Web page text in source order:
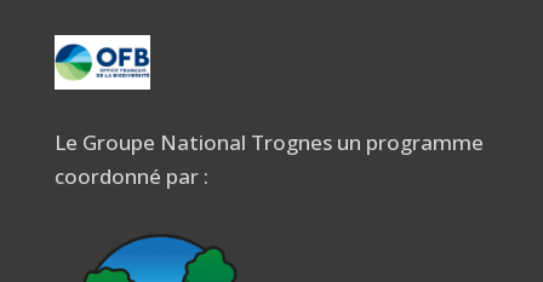
Le Groupe National Trognes un programme
coordonné par :